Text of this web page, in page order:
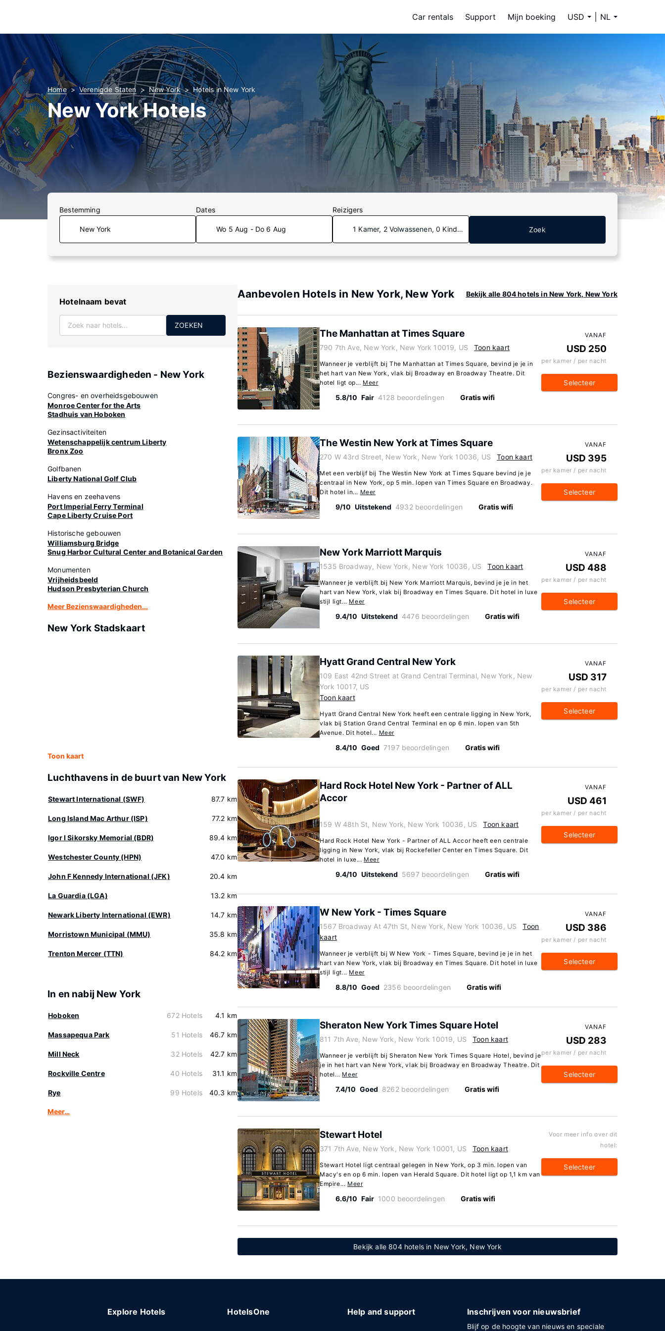
Car rentals Support Mijn boeking USD NL
Home Verenigde Staten New York Hotels in New York
New York Hotels
Bestemming Dates
Wo 5 Aug - Do 6 Aug
Reizigers
1 Kamer, 2 Volwassenen, 0 Kinderen Zoek
Hotelnaam bevat
ZOEKEN
Bezienswaardigheden - New York
Congres- en overheidsgebouwen
Monroe Center for the Arts
Stadhuis van Hoboken
Gezinsactiviteiten
Wetenschappelijk centrum Liberty
Bronx Zoo
Golfbanen
Liberty National Golf Club
Havens en zeehavens
Port Imperial Ferry Terminal
Cape Liberty Cruise Port
Historische gebouwen
Williamsburg Bridge
Snug Harbor Cultural Center and Botanical Garden
Monumenten
Vrijheidsbeeld
Hudson Presbyterian Church
Meer Bezienswaardigheden...
New York Stadskaart
Toon kaart
Luchthavens in de buurt van New York
Stewart International (SWF) 87.7 km
Long Island Mac Arthur (ISP) 77.2 km
Igor I Sikorsky Memorial (BDR) 89.4 km
Westchester County (HPN) 47.0 km
John F Kennedy International (JFK) 20.4 km
La Guardia (LGA) 13.2 km
Newark Liberty International (EWR) 14.7 km
Morristown Municipal (MMU) 35.8 km
Trenton Mercer (TTN) 84.2 km
In en nabij New York
Hoboken 672 Hotels 4.1 km
Massapequa Park 51 Hotels 46.7 km
Mill Neck 32 Hotels 42.7 km
Rockville Centre 40 Hotels 31.1 km
Rye 99 Hotels 40.3 km
Meer…
Aanbevolen Hotels in New York, New York Bekijk alle 804 hotels in New York, New York
The Manhattan at Times Square
790 7th Ave, New York, New York 10019, US Toon kaart
Wanneer je verblijft bij The Manhattan at Times Square, bevind je je in
het hart van New York, vlak bij Broadway en Broadway Theatre. Dit
hotel ligt op... Meer
5.8/10 Fair 4128 beoordelingen Gratis wifi
VANAF
USD 250
per kamer / per nacht
Selecteer
The Westin New York at Times Square
270 W 43rd Street, New York, New York 10036, US Toon kaart
Met een verblijf bij The Westin New York at Times Square bevind je je
centraal in New York, op 5 min. lopen van Times Square en Broadway.
Dit hotel in... Meer
9/10 Uitstekend 4932 beoordelingen Gratis wifi
VANAF
USD 395
per kamer / per nacht
Selecteer
New York Marriott Marquis
1535 Broadway, New York, New York 10036, US Toon kaart
Wanneer je verblijft bij New York Marriott Marquis, bevind je je in het
hart van New York, vlak bij Broadway en Times Square. Dit hotel in luxe
stijl ligt... Meer
9.4/10 Uitstekend 4476 beoordelingen Gratis wifi
VANAF
USD 488
per kamer / per nacht
Selecteer
Hyatt Grand Central New York
109 East 42nd Street at Grand Central Terminal, New York, New
York 10017, US
Toon kaart
Hyatt Grand Central New York heeft een centrale ligging in New York,
vlak bij Station Grand Central Terminal en op 6 min. lopen van 5th
Avenue. Dit hotel... Meer
8.4/10 Goed 7197 beoordelingen Gratis wifi
VANAF
USD 317
per kamer / per nacht
Selecteer
Hard Rock Hotel New York - Partner of ALL
Accor
159 W 48th St, New York, New York 10036, US Toon kaart
Hard Rock Hotel New York - Partner of ALL Accor heeft een centrale
ligging in New York, vlak bij Rockefeller Center en Times Square. Dit
hotel in luxe... Meer
9.4/10 Uitstekend 5697 beoordelingen Gratis wifi
VANAF
USD 461
per kamer / per nacht
Selecteer
W New York - Times Square
1567 Broadway At 47th St, New York, New York 10036, US
Toon
kaart
Wanneer je verblijft bij W New York - Times Square, bevind je je in het
hart van New York, vlak bij Broadway en Times Square. Dit hotel in luxe
stijl ligt... Meer
8.8/10 Goed 2356 beoordelingen Gratis wifi
VANAF
USD 386
per kamer / per nacht
Selecteer
Sheraton New York Times Square Hotel
811 7th Ave, New York, New York 10019, US Toon kaart
Wanneer je verblijft bij Sheraton New York Times Square Hotel, bevind je
je in het hart van New York, vlak bij Broadway en Broadway Theatre. Dit
hotel... Meer
7.4/10 Goed 8262 beoordelingen Gratis wifi
VANAF
USD 283
per kamer / per nacht
Selecteer
Stewart Hotel
371 7th Ave, New York, New York 10001, US Toon kaart
Stewart Hotel ligt centraal gelegen in New York, op 3 min. lopen van
Macy's en op 6 min. lopen van Herald Square. Dit hotel ligt op 1,1 km van
Empire... Meer
6.6/10 Fair 1000 beoordelingen Gratis wifi
Voor meer info over dit
hotel:
Selecteer
Bekijk alle 804 hotels in New York, New York
Explore Hotels HotelsOne Help and support Inschrijven voor nieuwsbrief
Blijf op de hoogte van nieuws en speciale